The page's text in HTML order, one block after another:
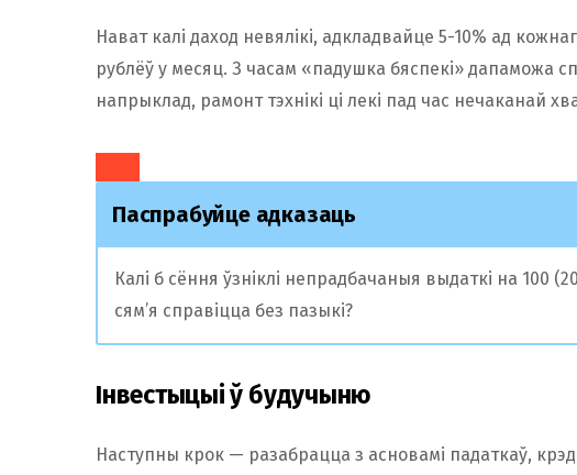
Нават калі даход невялікі, адкладвайце 5-10% ад
рублёў у месяц. З часам «падушка бяспекі» дапаможа
напрыклад, рамонт тэхнікі ці лекі пад час нечаканай
Паспрабуйце адказаць
Калі б сёння ўзніклі непрадбачаныя выдаткі на 100
сям’я справіцца без пазыкі?
Інвестыцыі ў будучыню
Наступны крок — разабрацца з асновамі падаткаў,